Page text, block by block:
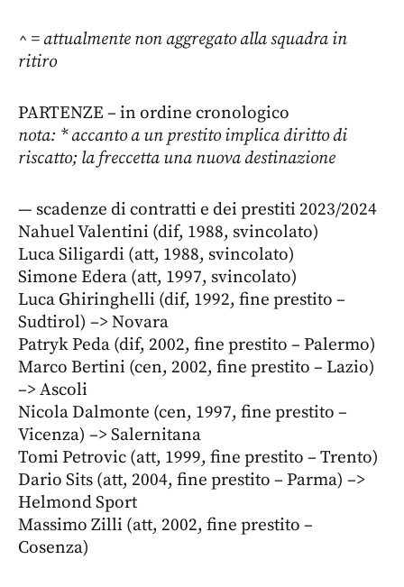
^ = attualmente non aggregato alla squadra in
ritiro
PARTENZE – in ordine cronologico
nota: * accanto a un prestito implica diritto di
riscatto; la freccetta una nuova destinazione
— scadenze di contratti e dei prestiti 2023/2024
Nahuel Valentini (dif, 1988, svincolato)
Luca Siligardi (att, 1988, svincolato)
Simone Edera (att, 1997, svincolato)
Luca Ghiringhelli (dif, 1992, fine prestito –
Sudtirol) –> Novara
Patryk Peda (dif, 2002, fine prestito – Palermo)
Marco Bertini (cen, 2002, fine prestito – Lazio)
–> Ascoli
Nicola Dalmonte (cen, 1997, fine prestito –
Vicenza) –> Salernitana
Tomi Petrovic (att, 1999, fine prestito – Trento)
Dario Sits (att, 2004, fine prestito – Parma) –>
Helmond Sport
Massimo Zilli (att, 2002, fine prestito –
Cosenza)